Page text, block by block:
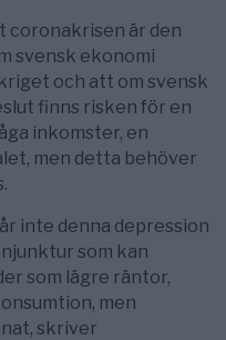
coronakrisen är den
svensk ekonomi
och att om svensk
finns risken för en
inkomster, en
men detta behöver
inte denna depression
som kan
som lägre räntor,
men
skriver